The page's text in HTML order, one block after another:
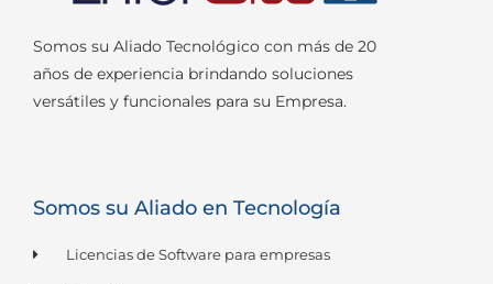
Somos su Aliado Tecnológico con más de 20
años de experiencia brindando soluciones
versátiles y funcionales para su Empresa.
Somos su Aliado en Tecnología
Licencias de Software para empresas